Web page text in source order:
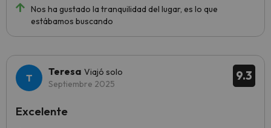
Nos ha gustado la tranquilidad del lugar, es lo que
estábamos buscando
9.3
Teresa Viajó solo
Septiembre 2025
Excelente